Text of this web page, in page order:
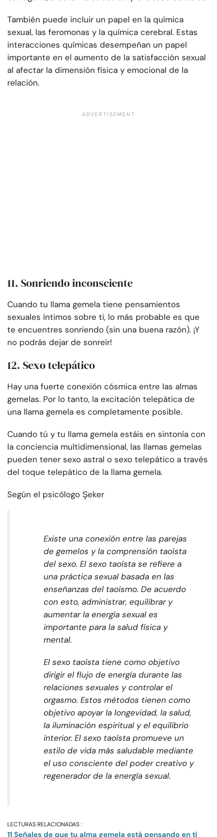
También puede incluir un papel en la química
sexual, las feromonas y la química cerebral. Estas
interacciones químicas desempeñan un papel
importante en el aumento de la satisfacción sexual
al afectar la dimensión física y emocional de la
relación.
11. Sonriendo inconsciente
Cuando tu llama gemela tiene pensamientos
sexuales íntimos sobre ti, lo más probable es que
te encuentres sonriendo (sin una buena razón). ¡Y
no podrás dejar de sonreír!
12. Sexo telepático
Hay una fuerte conexión cósmica entre las almas
gemelas. Por lo tanto, la excitación telepática de
una llama gemela es completamente posible.
Cuando tú y tu llama gemela estáis en sintonía con
la conciencia multidimensional, las llamas gemelas
pueden tener sexo astral o sexo telepático a través
del toque telepático de la llama gemela.
Según el psicólogo Şeker
Existe una conexión entre las parejas
de gemelos y la comprensión taoísta
del sexo. El sexo taoísta se refiere a
una práctica sexual basada en las
enseñanzas del taoísmo. De acuerdo
con esto, administrar, equilibrar y
aumentar la energía sexual es
importante para la salud física y
mental.
El sexo taoísta tiene como objetivo
dirigir el flujo de energía durante las
relaciones sexuales y controlar el
orgasmo. Estos métodos tienen como
objetivo apoyar la longevidad, la salud,
la iluminación espiritual y el equilibrio
interior. El sexo taoísta promueve un
estilo de vida más saludable mediante
el uso consciente del poder creativo y
regenerador de la energía sexual.
LECTURAS RELACIONADAS :
11 Señales de que tu alma gemela está pensando en ti